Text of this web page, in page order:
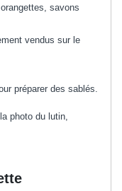
savons
vendus sur le
préparer des sablés.
photo du lutin,